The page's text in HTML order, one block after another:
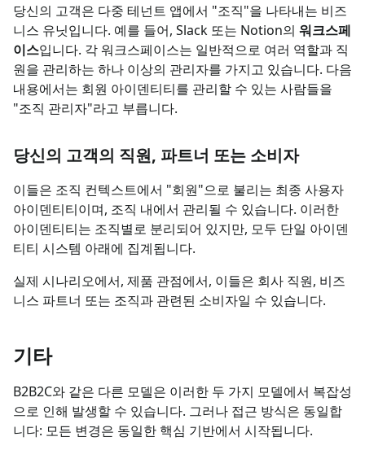
당신의 고객은 다중 테넌트 앱에서 "조직"을 나타내는 비즈
니스 유닛입니다. 예를 들어, Slack 또는 Notion의 워크스페
이스입니다. 각 워크스페이스는 일반적으로 여러 역할과 직
원을 관리하는 하나 이상의 관리자를 가지고 있습니다. 다음
내용에서는 회원 아이덴티티를 관리할 수 있는 사람들을
"조직 관리자"라고 부릅니다.
당신의 고객의 직원, 파트너 또는 소비자
이들은 조직 컨텍스트에서 "회원"으로 불리는 최종 사용자
아이덴티티이며, 조직 내에서 관리될 수 있습니다. 이러한
아이덴티티는 조직별로 분리되어 있지만, 모두 단일 아이덴
티티 시스템 아래에 집계됩니다.
실제 시나리오에서, 제품 관점에서, 이들은 회사 직원, 비즈
니스 파트너 또는 조직과 관련된 소비자일 수 있습니다.
기타
B2B2C와 같은 다른 모델은 이러한 두 가지 모델에서 복잡성
으로 인해 발생할 수 있습니다. 그러나 접근 방식은 동일합
니다: 모든 변경은 동일한 핵심 기반에서 시작됩니다.